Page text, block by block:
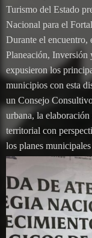
Turismo del Estado
Nacional para el
Durante el encuentro,
Planeación, Inversión
expusieron los
municipios con esta
un Consejo
urbana, la
territorial con
los planes